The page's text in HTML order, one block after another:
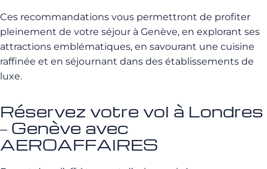
Ces recommandations vous permettront de profiter
pleinement de votre séjour à Genève, en explorant ses
attractions emblématiques, en savourant une cuisine
raffinée et en séjournant dans des établissements de
luxe.
Réservez votre vol à Londres
– Genève avec
AEROAFFAIRES